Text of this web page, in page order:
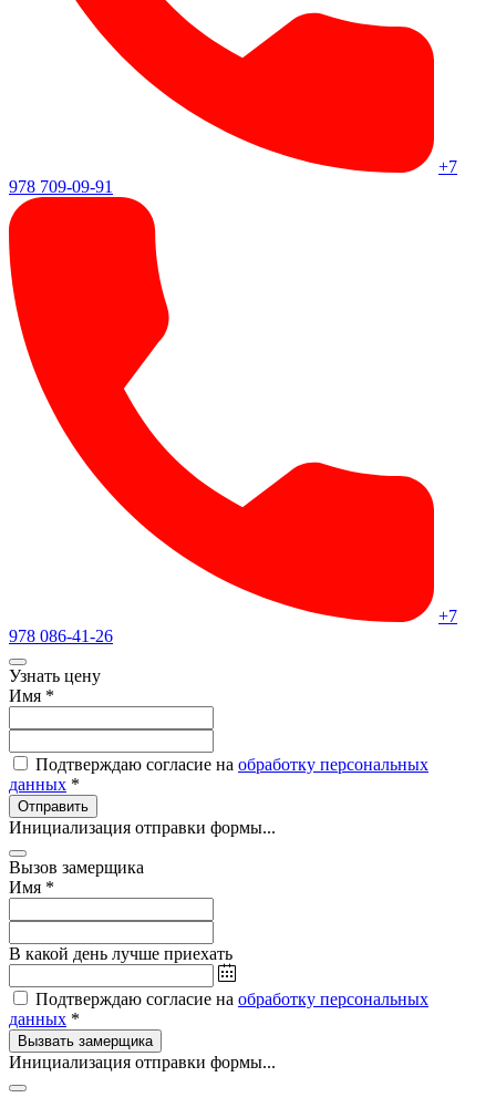
+7
978 709-09-91
+7
978 086-41-26
Узнать цену
Имя *
Подтверждаю согласие на обработку персональных
данных *
Отправить
Инициализация отправки формы...
Вызов замерщика
Имя *
В какой день лучше приехать
Подтверждаю согласие на обработку персональных
данных *
Вызвать замерщика
Инициализация отправки формы...